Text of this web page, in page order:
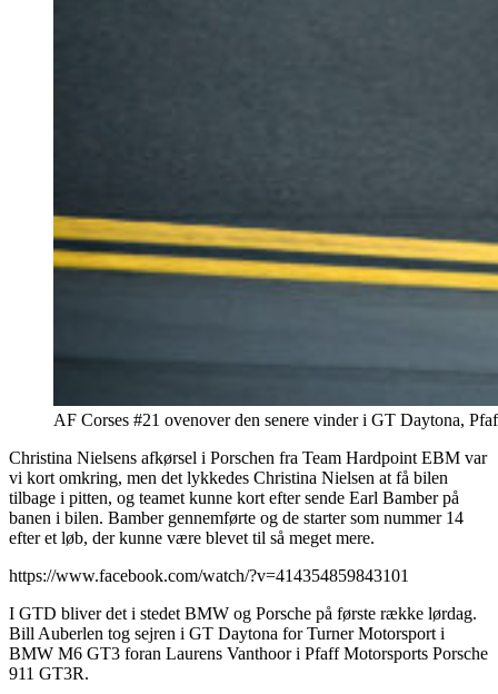
AF Corses #21 ovenover den senere vinder i GT Daytona,
Christina Nielsens afkørsel i Porschen fra Team Hardpoint EBM var
vi kort omkring, men det lykkedes Christina Nielsen at få bilen
tilbage i pitten, og teamet kunne kort efter sende Earl Bamber på
banen i bilen. Bamber gennemførte og de starter som nummer 14
efter et løb, der kunne være blevet til så meget mere.
https://www.facebook.com/watch/?v=414354859843101
I GTD bliver det i stedet BMW og Porsche på første række lørdag.
Bill Auberlen tog sejren i GT Daytona for Turner Motorsport i
BMW M6 GT3 foran Laurens Vanthoor i Pfaff Motorsports Porsche
911 GT3R.